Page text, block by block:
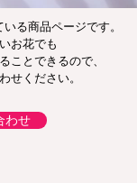
いる商品ページです。
お花でも
ことできるので、
せください。
わせ